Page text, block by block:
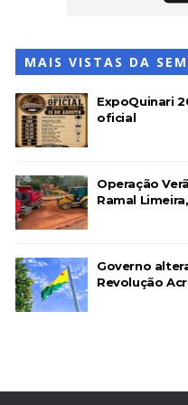
MAIS VISTAS DA
ExpoQuinari
oficial
Operação
Ramal
Governo
Revolução